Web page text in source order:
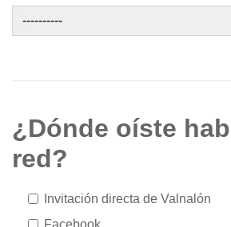
----------
¿Dónde oíste
red?
Invitación directa de Valnalón
Facebook